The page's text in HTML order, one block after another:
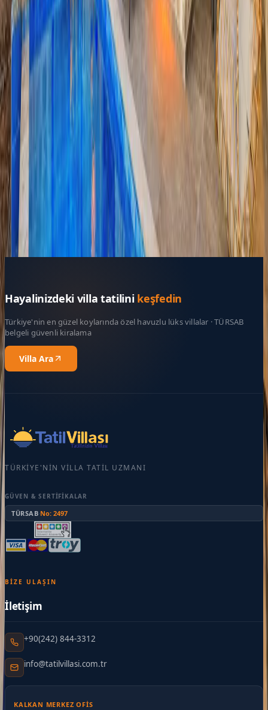
+90(242) 844-3312
+90(541) 844-3312
info@tatilvillasi.com.tr
Başlangıç Fiyatı
6.430 /geceden
başlayan fiyatlarla
Resmi Belge
Kültür ve Turizm Bakanlığı
Belge No:
Giriş - Çıkış Tarihi Tarih aralığı seçin
Yetişkin Sayısı
Çocuk Sayısı
Rezerve Et
Hayalinizdeki villa tatilini keşfedin
Türkiye'nin en güzel koylarında özel havuzlu lüks villalar · TÜRSAB
belgeli güvenli kiralama
Villa Ara
TÜRKIYE'NIN VILLA TATIL UZMANI
GÜVEN & SERTIFIKALAR
TÜRSAB·No: 2497
BIZE ULAŞIN
İletişim
+90(242) 844-3312
info@tatilvillasi.com.tr
KALKAN MERKEZ OFIS